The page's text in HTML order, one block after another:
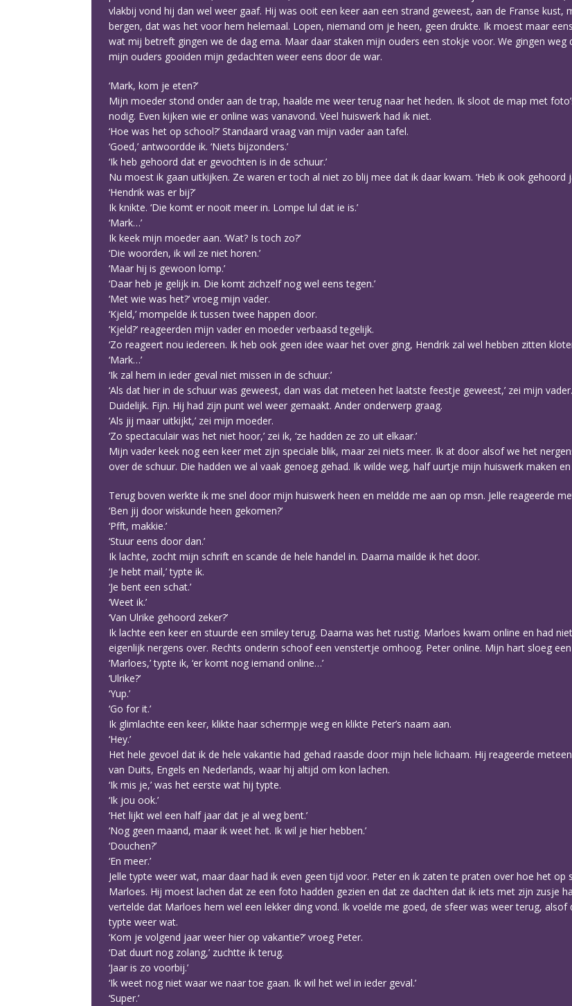
vlakbij vond hij dan wel weer gaaf. Hij was ooit een keer aan een strand geweest, aan de Franse
bergen, dat was het voor hem helemaal. Lopen, niemand om je heen, geen drukte. Ik moest maar
wat mij betreft gingen we de dag erna. Maar daar staken mijn ouders een stokje voor. We gingen
mijn ouders gooiden mijn gedachten weer eens door de war.
‘Mark, kom je eten?’
Mijn moeder stond onder aan de trap, haalde me weer terug naar het heden. Ik sloot de map met
nodig. Even kijken wie er online was vanavond. Veel huiswerk had ik niet.
‘Hoe was het op school?’ Standaard vraag van mijn vader aan tafel.
‘Goed,’ antwoordde ik. ‘Niets bijzonders.’
‘Ik heb gehoord dat er gevochten is in de schuur.’
Nu moest ik gaan uitkijken. Ze waren er toch al niet zo blij mee dat ik daar kwam. ‘Heb ik ook gehoord
‘Hendrik was er bij?’
Ik knikte. ‘Die komt er nooit meer in. Lompe lul dat ie is.’
‘Mark…’
Ik keek mijn moeder aan. ‘Wat? Is toch zo?’
‘Die woorden, ik wil ze niet horen.’
‘Maar hij is gewoon lomp.’
‘Daar heb je gelijk in. Die komt zichzelf nog wel eens tegen.’
‘Met wie was het?’ vroeg mijn vader.
‘Kjeld,’ mompelde ik tussen twee happen door.
‘Kjeld?’ reageerden mijn vader en moeder verbaasd tegelijk.
‘Zo reageert nou iedereen. Ik heb ook geen idee waar het over ging, Hendrik zal wel hebben zitten
‘Mark…’
‘Ik zal hem in ieder geval niet missen in de schuur.’
‘Als dat hier in de schuur was geweest, dan was dat meteen het laatste feestje geweest,’ zei mijn vader.
Duidelijk. Fijn. Hij had zijn punt wel weer gemaakt. Ander onderwerp graag.
‘Als jij maar uitkijkt,’ zei mijn moeder.
‘Zo spectaculair was het niet hoor,’ zei ik, ‘ze hadden ze zo uit elkaar.’
Mijn vader keek nog een keer met zijn speciale blik, maar zei niets meer. Ik at door alsof we het
over de schuur. Die hadden we al vaak genoeg gehad. Ik wilde weg, half uurtje mijn huiswerk maken
Terug boven werkte ik me snel door mijn huiswerk heen en meldde me aan op msn. Jelle reageerde
‘Ben jij door wiskunde heen gekomen?’
‘Pfft, makkie.’
‘Stuur eens door dan.’
Ik lachte, zocht mijn schrift en scande de hele handel in. Daarna mailde ik het door.
‘Je hebt mail,’ typte ik.
‘Je bent een schat.’
‘Weet ik.’
‘Van Ulrike gehoord zeker?’
Ik lachte een keer en stuurde een smiley terug. Daarna was het rustig. Marloes kwam online en had
eigenlijk nergens over. Rechts onderin schoof een venstertje omhoog. Peter online. Mijn hart sloeg
‘Marloes,’ typte ik, ‘er komt nog iemand online…’
‘Ulrike?’
‘Yup.’
‘Go for it.’
Ik glimlachte een keer, klikte haar schermpje weg en klikte Peter’s naam aan.
‘Hey.’
Het hele gevoel dat ik de hele vakantie had gehad raasde door mijn hele lichaam. Hij reageerde
van Duits, Engels en Nederlands, waar hij altijd om kon lachen.
‘Ik mis je,’ was het eerste wat hij typte.
‘Ik jou ook.’
‘Het lijkt wel een half jaar dat je al weg bent.’
‘Nog geen maand, maar ik weet het. Ik wil je hier hebben.’
‘Douchen?’
‘En meer.’
Jelle typte weer wat, maar daar had ik even geen tijd voor. Peter en ik zaten te praten over hoe het op
Marloes. Hij moest lachen dat ze een foto hadden gezien en dat ze dachten dat ik iets met zijn zusje
vertelde dat Marloes hem wel een lekker ding vond. Ik voelde me goed, de sfeer was weer terug,
typte weer wat.
‘Kom je volgend jaar weer hier op vakantie?’ vroeg Peter.
‘Dat duurt nog zolang,’ zuchtte ik terug.
‘Jaar is zo voorbij.’
‘Ik weet nog niet waar we naar toe gaan. Ik wil het wel in ieder geval.’
‘Super.’